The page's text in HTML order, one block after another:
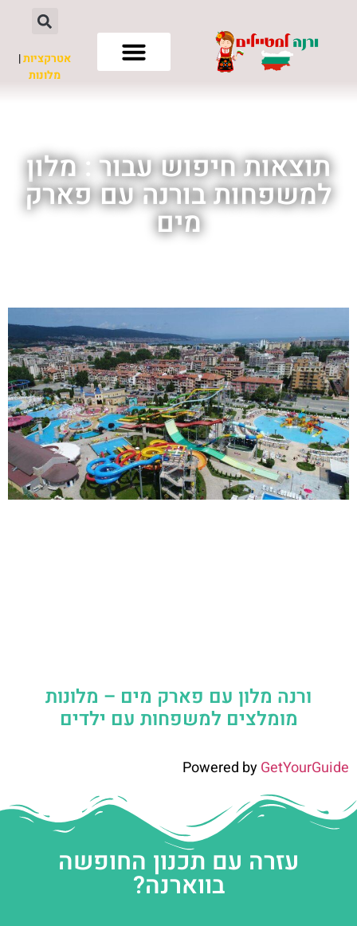
אטרקציות|
מלונות
תוצאות חיפוש עבור : מלון
למשפחות בורנה עם פארק
מים
ורנה מלון עם פארק מים – מלונות
מומלצים למשפחות עם ילדים
Powered byGetYourGuide
עזרה עם תכנון החופשה
בווארנה?